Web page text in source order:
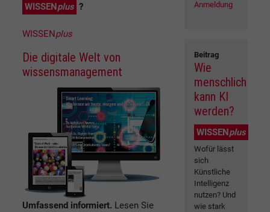
WISSENplus ?
WISSENplus
Die digitale Welt von
wissensmanagement
Umfassend informiert. Lesen Sie
Anmeldung
Beitrag
Wie
menschlich
kann KI
werden?
WISSENplus
Wofür lässt
sich
Künstliche
Intelligenz
nutzen? Und
wie stark